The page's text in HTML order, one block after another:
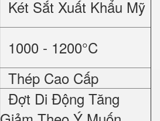
Két Sắt Xuất Khẩu Mỹ
1000 - 1200°C
Thép Cao Cấp
Đợt Di Động Tăng